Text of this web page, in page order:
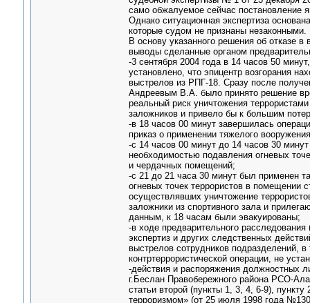
само обжалуемое сейчас постановление
Однако ситуационная экспертиза
которые судом не признаны незаконными.
В основу указанного решения об отказе
выводы сделанные органом
-3 сентября 2004 года в 14 часов 50
установлено, что эпицентр возгорания
выстрелов из РПГ-18. Сразу после
Андреевым В.А. было принято решение
реальный риск уничтожения
заложников и привело бы к большим
-в 18 часов 00 минут завершилась
приказ о применении тяжелого
-с 14 часов 00 минут до 14 часов 30
необходимостью подавления огневых
и чердачных помещений;
-с 21 до 21 часа 30 минут был применен
огневых точек террористов в помещении
осуществлявших уничтожение
заложники из спортивного зала и
данным, к 18 часам были эвакуированы;
-в ходе предварительного
экспертиз и других следственных
выстрелов сотрудников подразделений,
контртеррористической операции, не
-действия и распоряжения должностных
г.Беслан Правобережного района РСО-
статьи второй (пункты 1, 3, 4, 6-9),
терроризмом» (от 25 июля 1998 года